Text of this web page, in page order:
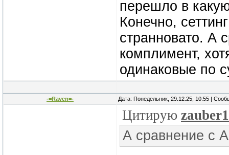
перешло в
Конечно,
странновато. А
комплимент,
одинаковые по
-=Raven=- Дата: Понедельник, 29.12.25, 10:55 |
Цитирую zauber1
А сравнение с